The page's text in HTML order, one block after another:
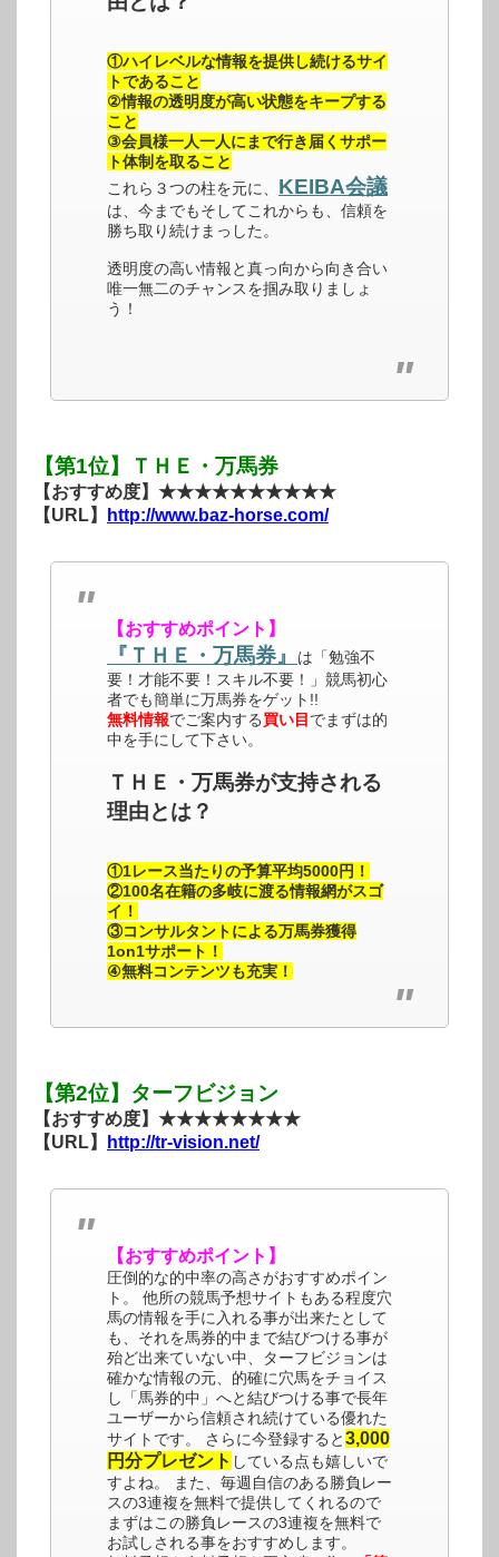
①ハイレベルな情報を提供し続けるサイ
トであること
②情報の透明度が高い状態をキープする
こと
③会員様一人一人にまで行き届くサポー
ト体制を取ること
これら３つの柱を元に、 KEIBA会議
は、今までもそしてこれからも、信頼を
勝ち取り続けまっした。
透明度の高い情報と真っ向から向き合い
唯一無二のチャンスを掴み取りましょ
う！
【第1位】ＴＨＥ・万馬券
【おすすめ度】★★★★★★★★★★
【URL】
http://www.baz-horse.com/
【おすすめポイント】
『ＴＨＥ・万馬券』
は「勉強不
要！才能不要！スキル不要！」競馬初心
者でも簡単に万馬券をゲット!!
無料情報でご案内する買い目 でまずは的
中を手にして下さい。
ＴＨＥ・万馬券が支持される
理由とは？
①1レース当たりの予算平均5000円！
②100名在籍の多岐に渡る情報網がスゴ
イ！
③コンサルタントによる万馬券獲得
1on1サポート！
④無料コンテンツも充実！
【第2位】ターフビジョン
【おすすめ度】★★★★★★★★
【URL】
http://tr-vision.net/
【おすすめポイント】
圧倒的な的中率の高さがおすすめポイン
ト。 他所の競馬予想サイトもある程度穴
馬の情報を手に入れる事が出来たとして
も、それを馬券的中まで結びつける事が
殆ど出来ていない中、ターフビジョンは
確かな情報の元、的確に穴馬をチョイス
し「馬券的中」へと結びつける事で長年
ユーザーから信頼され続けている優れた
サイトです。 さらに今登録すると3,000
円分プレゼント している点も嬉しいで
すよね。 また、毎週自信のある勝負レー
スの3連複を無料で提供してくれるので
まずはこの勝負レースの3連複を無料で
お試しされる事をおすすめします。